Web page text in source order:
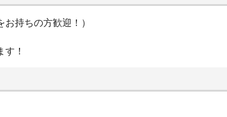
持ちの方歓迎！）
！